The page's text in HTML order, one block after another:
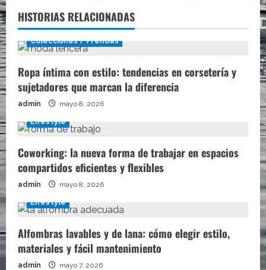
HISTORIAS RELACIONADAS
Colecciones / Prendas
Ropa íntima con estilo: tendencias en corsetería y
sujetadores que marcan la diferencia
admin mayo 8, 2026
Lifestyle
Coworking: la nueva forma de trabajar en espacios
compartidos eficientes y flexibles
admin mayo 8, 2026
Lifestyle
Alfombras lavables y de lana: cómo elegir estilo,
materiales y fácil mantenimiento
admin mayo 7, 2026